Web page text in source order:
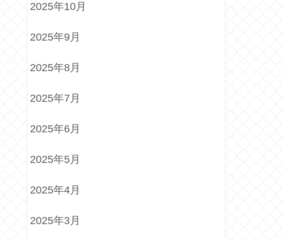
2025年10月
2025年9月
2025年8月
2025年7月
2025年6月
2025年5月
2025年4月
2025年3月